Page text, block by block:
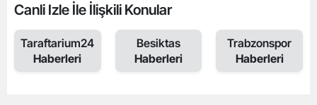
Canli Izle İle İlişkili Konular
Taraftarium24
Haberleri
Besiktas
Haberleri
Trabzonspor
Haberleri